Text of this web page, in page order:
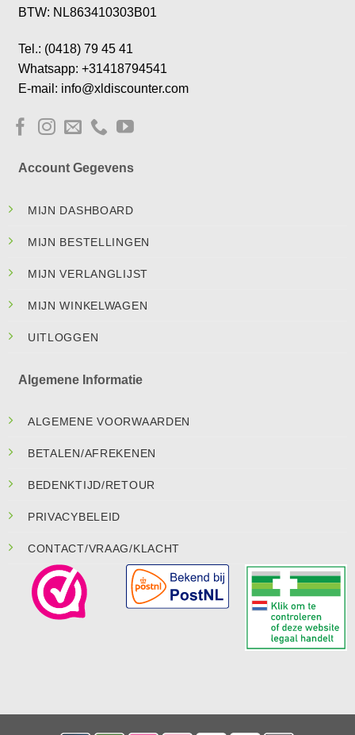
BTW: NL863410303B01
Tel.: (0418) 79 45 41
Whatsapp: +31418794541
E-mail: info@xldiscounter.com
Account Gegevens
MIJN DASHBOARD
MIJN BESTELLINGEN
MIJN VERLANGLIJST
MIJN WINKELWAGEN
UITLOGGEN
Algemene Informatie
ALGEMENE VOORWAARDEN
BETALEN/AFREKENEN
BEDENKTIJD/RETOUR
PRIVACYBELEID
CONTACT/VRAAG/KLACHT